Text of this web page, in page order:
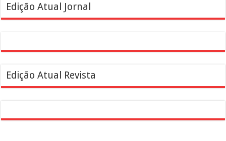
Edição Atual Jornal
Edição Atual Revista